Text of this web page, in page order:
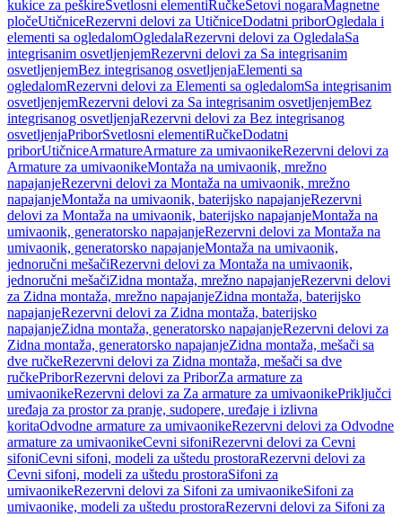
kukice za peškireSvetlosni elementiRučkeSetovi nogaraMagnetne
pločeUtičniceRezervni delovi za UtičniceDodatni priborOgledala i
elementi sa ogledalomOgledalaRezervni delovi za OgledalaSa
integrisanim osvetljenjemRezervni delovi za Sa integrisanim
osvetljenjemBez integrisanog osvetljenjaElementi sa
ogledalomRezervni delovi za Elementi sa ogledalomSa integrisanim
osvetljenjemRezervni delovi za Sa integrisanim osvetljenjemBez
integrisanog osvetljenjaRezervni delovi za Bez integrisanog
osvetljenjaPriborSvetlosni elementiRučkeDodatni
priborUtičniceArmatureArmature za umivaonikeRezervni delovi za
Armature za umivaonikeMontaža na umivaonik, mrežno
napajanjeRezervni delovi za Montaža na umivaonik, mrežno
napajanjeMontaža na umivaonik, baterijsko napajanjeRezervni
delovi za Montaža na umivaonik, baterijsko napajanjeMontaža na
umivaonik, generatorsko napajanjeRezervni delovi za Montaža na
umivaonik, generatorsko napajanjeMontaža na umivaonik,
jednoručni mešačiRezervni delovi za Montaža na umivaonik,
jednoručni mešačiZidna montaža, mrežno napajanjeRezervni delovi
za Zidna montaža, mrežno napajanjeZidna montaža, baterijsko
napajanjeRezervni delovi za Zidna montaža, baterijsko
napajanjeZidna montaža, generatorsko napajanjeRezervni delovi za
Zidna montaža, generatorsko napajanjeZidna montaža, mešači sa
dve ručkeRezervni delovi za Zidna montaža, mešači sa dve
ručkePriborRezervni delovi za PriborZa armature za
umivaonikeRezervni delovi za Za armature za umivaonikePriključci
uređaja za prostor za pranje, sudopere, uređaje i izlivna
koritaOdvodne armature za umivaonikeRezervni delovi za Odvodne
armature za umivaonikeCevni sifoniRezervni delovi za Cevni
sifoniCevni sifoni, modeli za uštedu prostoraRezervni delovi za
Cevni sifoni, modeli za uštedu prostoraSifoni za
umivaonikeRezervni delovi za Sifoni za umivaonikeSifoni za
umivaonike, modeli za uštedu prostoraRezervni delovi za Sifoni za